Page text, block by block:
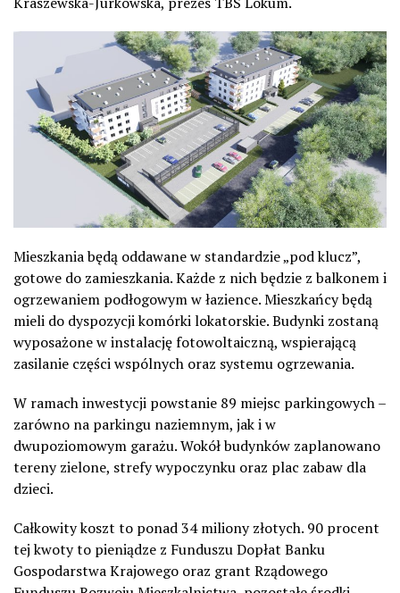
Mieszkania będą oddawane w standardzie „pod klucz”,
gotowe do zamieszkania. Każde z nich będzie z balkonem i
ogrzewaniem podłogowym w łazience. Mieszkańcy będą
mieli do dyspozycji komórki lokatorskie. Budynki zostaną
wyposażone w instalację fotowoltaiczną, wspierającą
zasilanie części wspólnych oraz systemu ogrzewania.
W ramach inwestycji powstanie 89 miejsc parkingowych –
zarówno na parkingu naziemnym, jak i w
dwupoziomowym garażu. Wokół budynków zaplanowano
tereny zielone, strefy wypoczynku oraz plac zabaw dla
dzieci.
Całkowity koszt to ponad 34 miliony złotych. 90 procent
tej kwoty to pieniądze z Funduszu Dopłat Banku
Gospodarstwa Krajowego oraz grant Rządowego